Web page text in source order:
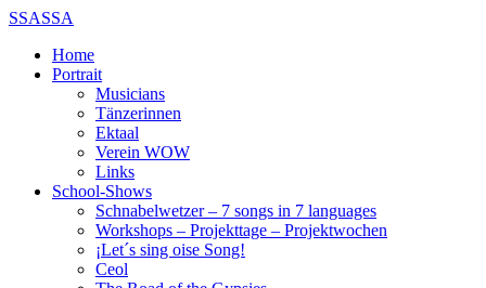
SSASSA
Home
Portrait
Musicians
Tänzerinnen
Ektaal
Verein WOW
Links
School-Shows
Schnabelwetzer – 7 songs in 7 languages
Workshops – Projekttage – Projektwochen
¡Let´s sing oise Song!
Ceol